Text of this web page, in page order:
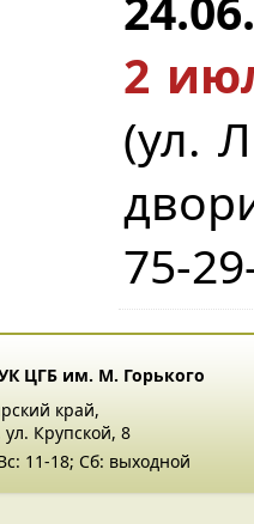
2
(ул.
75-
ЦГБ им. М. Горького
край,
ул. Крупской, 8
11-18; Сб: выходной